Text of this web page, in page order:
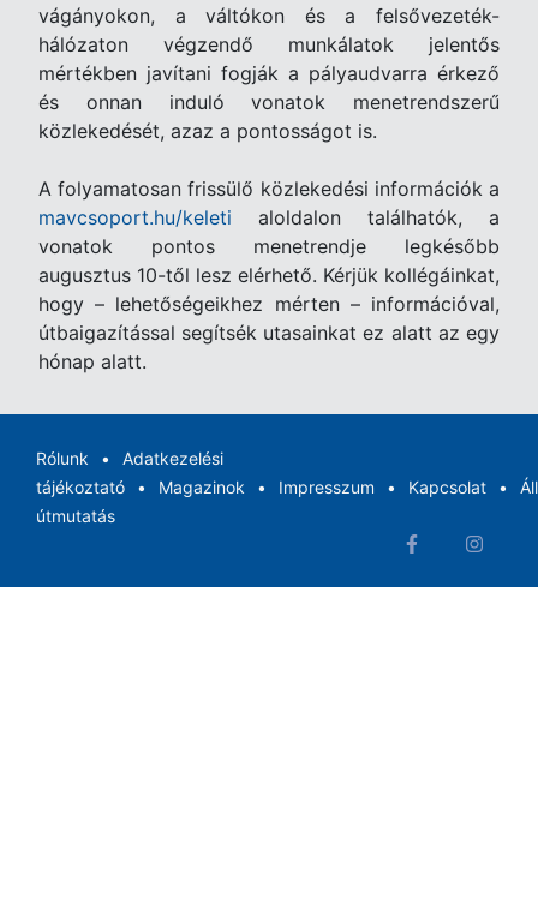
vágányokon, a váltókon és a felsővezeték-
hálózaton végzendő munkálatok jelentős
mértékben javítani fogják a pályaudvarra érkező
és onnan induló vonatok menetrendszerű
közlekedését, azaz a pontosságot is.
A folyamatosan frissülő közlekedési információk a
mavcsoport.hu/keleti aloldalon találhatók, a
vonatok pontos menetrendje legkésőbb
augusztus 10-től lesz elérhető. Kérjük kollégáinkat,
hogy – lehetőségeikhez mérten – információval,
útbaigazítással segítsék utasainkat ez alatt az egy
hónap alatt.
Rólunk
Adatkezelési
tájékoztató
Magazinok Impresszum Kapcsolat
útmutatás